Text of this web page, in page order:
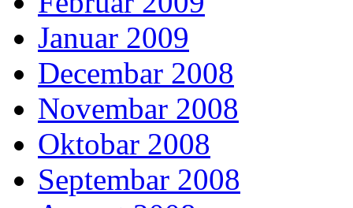
Januar 2009
Decembar 2008
Novembar 2008
Oktobar 2008
Septembar 2008